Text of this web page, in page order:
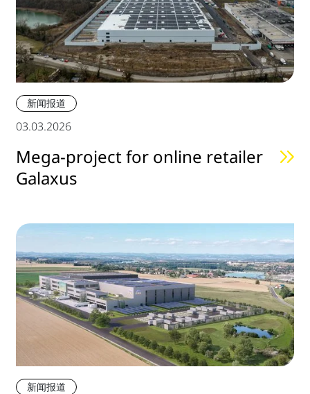
新闻报道
03.03.2026
Mega-project for online retailer
Galaxus
新闻报道